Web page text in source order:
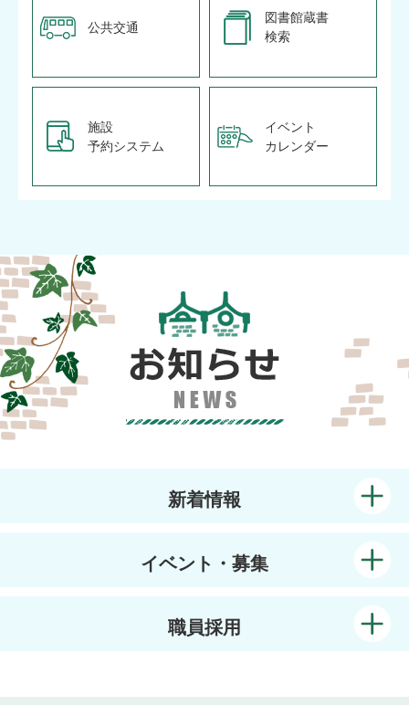
公共交通
図書館蔵書
検索
施設
予約システム
イベント
カレンダー
新着情報
イベント・募集
職員採用